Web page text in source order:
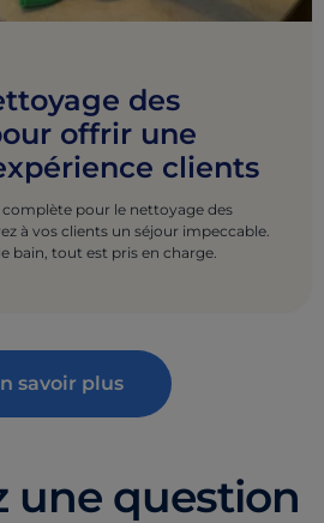
des
offrir une
clients
pour le nettoyage des
à vos clients un séjour impeccable.
bain, tout est pris en charge.
savoir plus
une question